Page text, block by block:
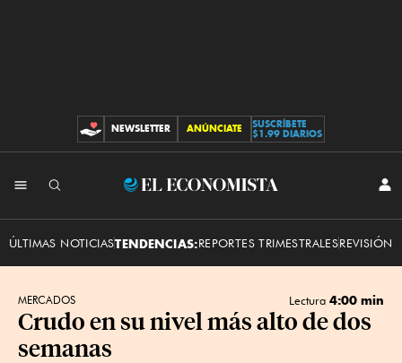
CONTRIBUCIONES
NEWSLETTER ANÚNCIATE
SUSCRÍBETE
$1.99 DIARIOS
El
ÚLTIMAS NOTICIASTENDENCIAS:REPORTES TRIMESTRALESREVISIÓN
MERCADOS Lectura 4:00 min
Crudo en su nivel más alto de dos
semanas